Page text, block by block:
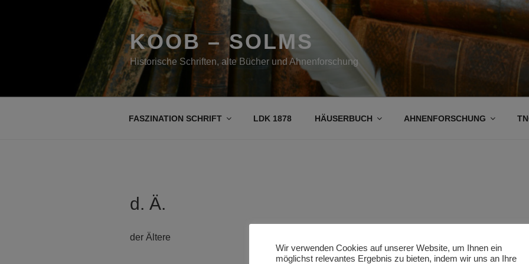
KOOB – SOLMS
Historische Schriften, alte Bücher und Ahnenforschung
FASZINATION SCHRIFT LDK 1878 HÄUSERBUCH AHNENFORSCHUNG
d. Ä.
der Ältere
Wir verwenden Cookies auf unserer Website, um Ihnen ein
möglichst relevantes Ergebnis zu bieten, indem wir uns an Ihre